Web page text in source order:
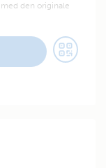
den originale